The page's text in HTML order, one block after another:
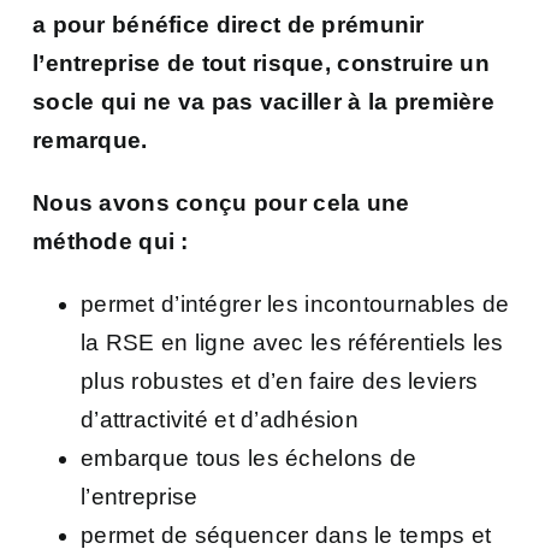
a pour bénéfice direct de prémunir
l’entreprise de tout risque, construire un
socle qui ne va pas vaciller à la première
remarque.
Nous avons conçu pour cela une
méthode qui :
permet d’intégrer les incontournables de
la RSE en ligne avec les référentiels les
plus robustes et d’en faire des leviers
d’attractivité et d’adhésion
embarque tous les échelons de
l’entreprise
permet de séquencer dans le temps et